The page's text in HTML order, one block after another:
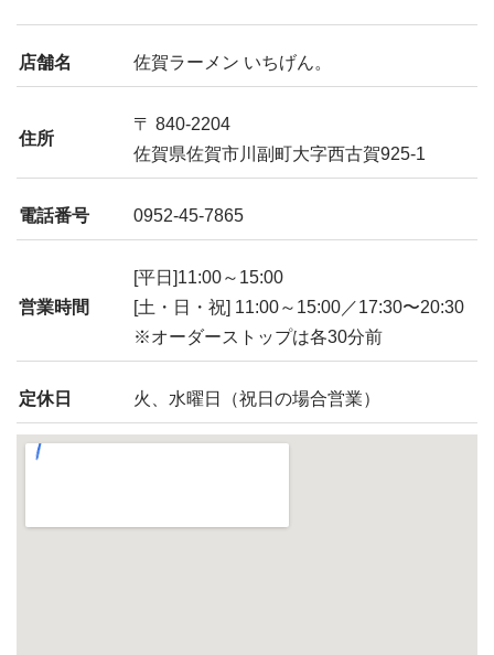
店舗名 佐賀ラーメン いちげん。
住所
〒 840-2204
佐賀県佐賀市川副町大字西古賀925-1
電話番号 0952-45-7865
営業時間
[平日]11:00～15:00
[土・日・祝] 11:00～15:00／17:30〜20:30
※オーダーストップは各30分前
定休日 火、水曜日（祝日の場合営業）